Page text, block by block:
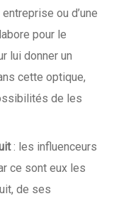
ou d’une
pour le
lui donner un
cette optique,
de les
: les influenceurs
ce sont eux les
de ses